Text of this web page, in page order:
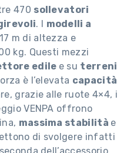
470 sollevatori
. I modelli a
m di altezza e
kg. Questi mezzi
edile e su terreni
è l’elevata capacità
grazie alle ruote 4×4, i
VENPA offrono
massima stabilità e
di svolgere infatti